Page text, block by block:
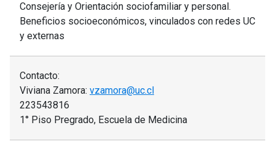
Consejería y Orientación sociofamiliar y personal.
Beneficios socioeconómicos, vinculados con redes UC
y externas
Contacto:
Viviana Zamora: vzamora@uc.cl
223543816
1° Piso Pregrado, Escuela de Medicina